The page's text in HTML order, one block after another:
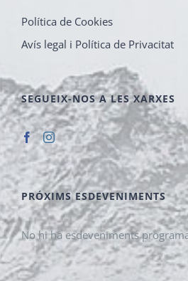
Política de Cookies
Avís legal i Política de Privacitat
SEGUEIX-NOS A LES XARXES
PRÓXIMS ESDEVENIMENTS
No hi ha esdeveniments